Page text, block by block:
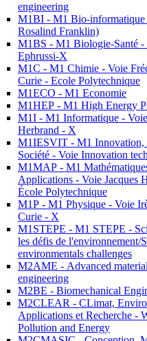
engineering
M1BI - M1 Bio-informatique
Rosalind Franklin)
M1BS - M1 Biologie-Santé -
Ephrussi-X
M1C - M1 Chimie - Voie
Curie - Ecole Polytechnique
M1ECO - M1 Economie
M1HEP - M1 High Energy
M1I - M1 Informatique - Voie
Herbrand - X
M1IESVIT - M1 Innovation,
Société - Voie Innovation
M1MAP - M1
Applications - Voie Jacques
École Polytechnique
M1P - M1 Physique - Voie
Curie - X
M1STEPE - M1 STEPE -
les défis de l'environnement/
environmentals challenges
M2AME - Advanced
engineering
M2BE - Biomechanical
M2CLEAR - CLimat,
Applications et Recherche -
Pollution and Energy